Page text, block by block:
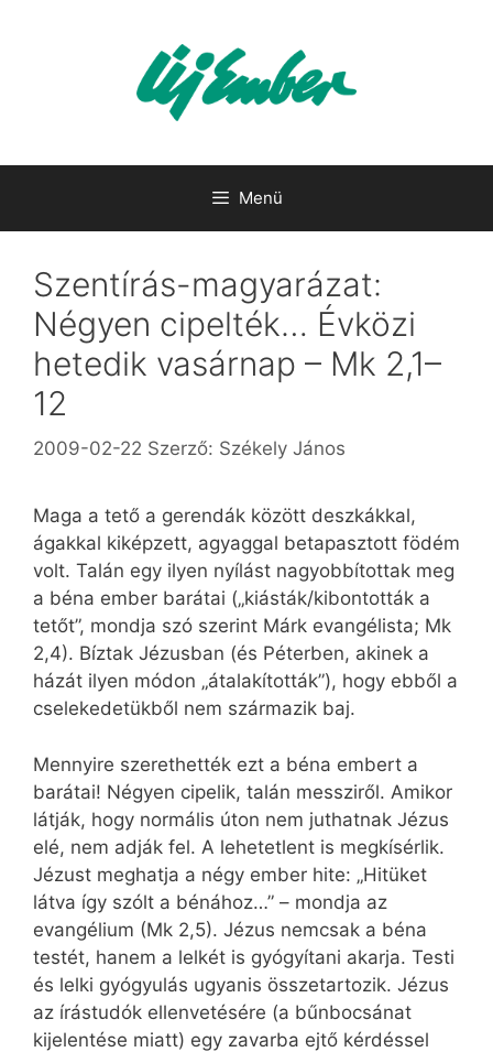
Menü
Szentírás-magyarázat:
Négyen cipelték… Évközi
hetedik vasárnap – Mk 2,1–
12
2009-02-22 Szerző: Székely János
Maga a tető a gerendák között deszkákkal,
ágakkal kiképzett, agyaggal betapasztott födém
volt. Talán egy ilyen nyílást nagyobbítottak meg
a béna ember barátai („kiásták/kibontották a
tetőt”, mondja szó szerint Márk evangélista; Mk
2,4). Bíztak Jézusban (és Péterben, akinek a
házát ilyen módon „átalakították”), hogy ebből a
cselekedetükből nem származik baj.
Mennyire szerethették ezt a béna embert a
barátai! Négyen cipelik, talán messziről. Amikor
látják, hogy normális úton nem juthatnak Jézus
elé, nem adják fel. A lehetetlent is megkísérlik.
Jézust meghatja a négy ember hite: „Hitüket
látva így szólt a bénához…” – mondja az
evangélium (Mk 2,5). Jézus nemcsak a béna
testét, hanem a lelkét is gyógyítani akarja. Testi
és lelki gyógyulás ugyanis összetartozik. Jézus
az írástudók ellenvetésére (a bűnbocsánat
kijelentése miatt) egy zavarba ejtő kérdéssel